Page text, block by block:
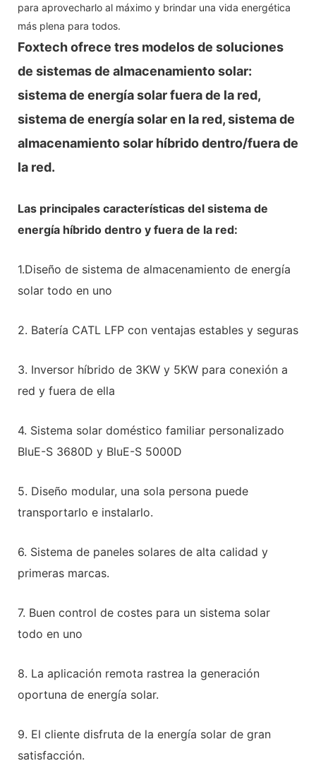
para aprovecharlo al máximo y brindar una vida energética
más plena para todos.
Foxtech ofrece tres modelos de soluciones
de sistemas de almacenamiento solar:
sistema de energía solar fuera de la red,
sistema de energía solar en la red, sistema de
almacenamiento solar híbrido dentro/fuera de
la red.
Las principales características del sistema de
energía híbrido dentro y fuera de la red:
1.Diseño de sistema de almacenamiento de energía
solar todo en uno
2. Batería CATL LFP con ventajas estables y seguras
3. Inversor híbrido de 3KW y 5KW para conexión a
red y fuera de ella
4. Sistema solar doméstico familiar personalizado
BluE-S 3680D y BluE-S 5000D
5. Diseño modular, una sola persona puede
transportarlo e instalarlo.
6. Sistema de paneles solares de alta calidad y
primeras marcas.
7. Buen control de costes para un sistema solar
todo en uno
8. La aplicación remota rastrea la generación
oportuna de energía solar.
9. El cliente disfruta de la energía solar de gran
satisfacción.